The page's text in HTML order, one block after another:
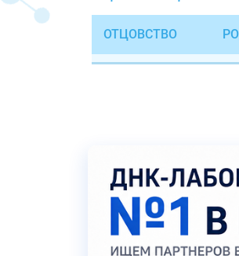
ОТЦОВСТВО